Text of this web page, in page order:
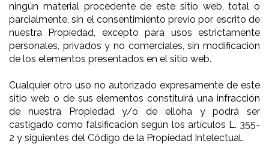
ningún material procedente de este sitio web, total o
parcialmente, sin el consentimiento previo por escrito de
nuestra Propiedad, excepto para usos estrictamente
personales, privados y no comerciales, sin modificación
de los elementos presentados en el sitio web.
Cualquier otro uso no autorizado expresamente de este
sitio web o de sus elementos constituirá una infracción
de nuestra Propiedad y/o de elloha y podrá ser
castigado como falsificación según los artículos L. 355-
2 y siguientes del Código de la Propiedad Intelectual.